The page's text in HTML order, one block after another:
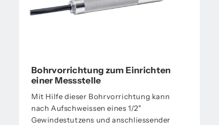
Bohrvorrichtung zum Einrichten
einer Messstelle
Mit Hilfe dieser Bohrvorrichtung kann
nach Aufschweissen eines 1/2"
Gewindestutzens und anschliessender